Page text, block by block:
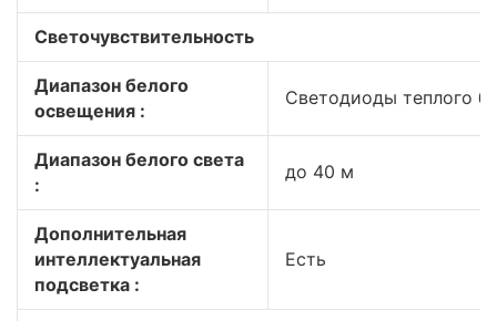
Светочувствительность
Диапазон белого
освещения :
Светодиоды теплого
Диапазон белого света
:
до 40 м
Дополнительная
интеллектуальная
подсветка :
Есть